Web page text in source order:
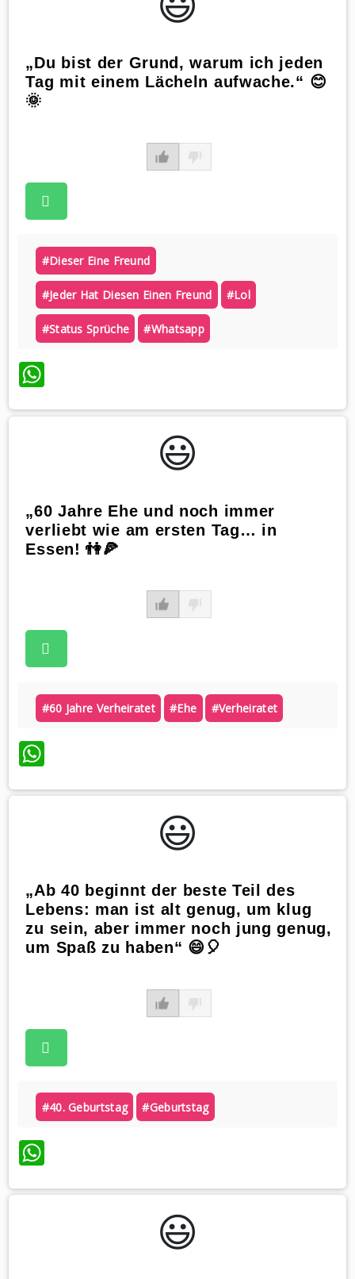
„Du bist der Grund, warum ich jeden
Tag mit einem Lächeln aufwache.“ 😊
🌞
#dieser Eine Freund
#jeder Hat Diesen Einen Freund #lol
#status Sprüche #whatsapp
WhatsApp
😃️
„60 Jahre Ehe und noch immer
verliebt wie am ersten Tag… in
Essen! 👫🍕
#60 Jahre Verheiratet #ehe #verheiratet
WhatsApp
😃️
„Ab 40 beginnt der beste Teil des
Lebens: man ist alt genug, um klug
zu sein, aber immer noch jung genug,
um Spaß zu haben“ 😄🎈
#40. Geburtstag #geburtstag
WhatsApp
😃️